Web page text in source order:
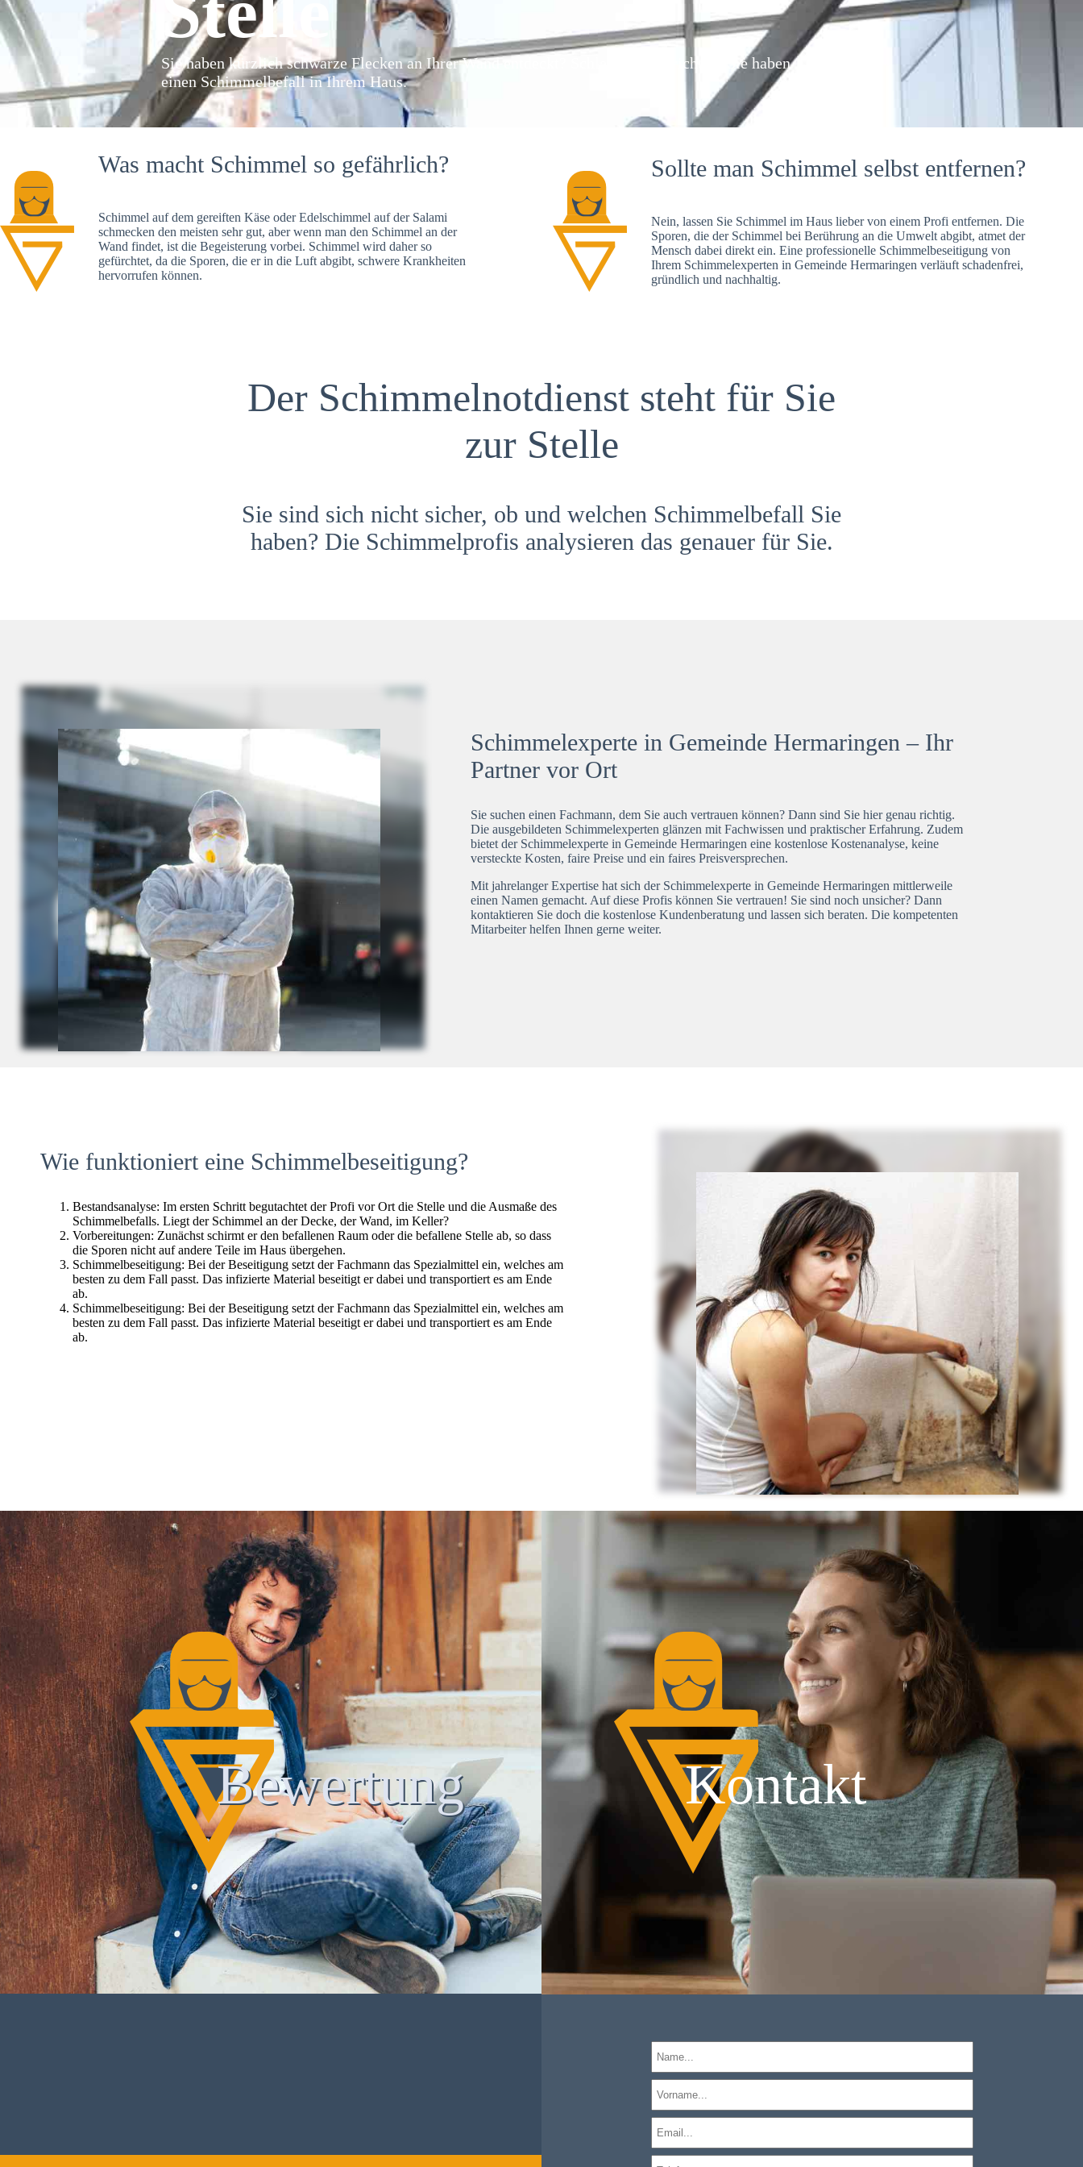
Sie haben kürzlich schwarze Flecken an Ihrer Wand entdeckt? Schlechte Nachrichten: Sie haben
einen Schimmelbefall in Ihrem Haus.
Was macht Schimmel so gefährlich?
Schimmel auf dem gereiften Käse oder Edelschimmel auf der Salami
schmecken den meisten sehr gut, aber wenn man den Schimmel an der
Wand findet, ist die Begeisterung vorbei. Schimmel wird daher so
gefürchtet, da die Sporen, die er in die Luft abgibt, schwere Krankheiten
hervorrufen können.
Sollte man Schimmel selbst entfernen?
Nein, lassen Sie Schimmel im Haus lieber von einem Profi entfernen. Die
Sporen, die der Schimmel bei Berührung an die Umwelt abgibt, atmet der
Mensch dabei direkt ein. Eine professionelle Schimmelbeseitigung von
Ihrem Schimmelexperten in Gemeinde Hermaringen verläuft schadenfrei,
gründlich und nachhaltig.
Der Schimmelnotdienst steht für Sie
zur Stelle
Sie sind sich nicht sicher, ob und welchen Schimmelbefall Sie
haben? Die Schimmelprofis analysieren das genauer für Sie.
Schimmelexperte in Gemeinde Hermaringen – Ihr
Partner vor Ort
Sie suchen einen Fachmann, dem Sie auch vertrauen können? Dann sind Sie hier genau richtig.
Die ausgebildeten Schimmelexperten glänzen mit Fachwissen und praktischer Erfahrung. Zudem
bietet der Schimmelexperte in Gemeinde Hermaringen eine kostenlose Kostenanalyse, keine
versteckte Kosten, faire Preise und ein faires Preisversprechen.
Mit jahrelanger Expertise hat sich der Schimmelexperte in Gemeinde Hermaringen mittlerweile
einen Namen gemacht. Auf diese Profis können Sie vertrauen! Sie sind noch unsicher? Dann
kontaktieren Sie doch die kostenlose Kundenberatung und lassen sich beraten. Die kompetenten
Mitarbeiter helfen Ihnen gerne weiter.
Wie funktioniert eine Schimmelbeseitigung?
Bestandsanalyse: Im ersten Schritt begutachtet der Profi vor Ort die Stelle und die Ausmaße des
Schimmelbefalls. Liegt der Schimmel an der Decke, der Wand, im Keller?
Vorbereitungen: Zunächst schirmt er den befallenen Raum oder die befallene Stelle ab, so dass
die Sporen nicht auf andere Teile im Haus übergehen.
Schimmelbeseitigung: Bei der Beseitigung setzt der Fachmann das Spezialmittel ein, welches am
besten zu dem Fall passt. Das infizierte Material beseitigt er dabei und transportiert es am Ende
ab.
Schimmelbeseitigung: Bei der Beseitigung setzt der Fachmann das Spezialmittel ein, welches am
besten zu dem Fall passt. Das infizierte Material beseitigt er dabei und transportiert es am Ende
ab.
Bewertung Kontakt